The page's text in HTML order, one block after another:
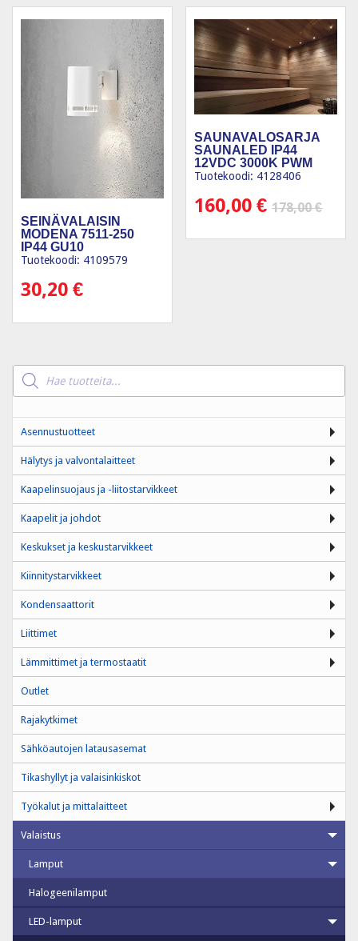
SEINÄVALAISIN
MODENA 7511-250
IP44 GU10
Tuotekoodi: 4109579
30,20 €
SAUNAVALOSARJA
SAUNALED IP44
12VDC 3000K PWM
LEDIFY
Tuotekoodi: 4128406
160,00€ 178,00€
Products
search
Asennustuotteet
Hälytys ja valvontalaitteet
Kaapelinsuojaus ja -liitostarvikkeet
Kaapelit ja johdot
Keskukset ja keskustarvikkeet
Kiinnitystarvikkeet
Kondensaattorit
Liittimet
Lämmittimet ja termostaatit
Outlet
Rajakytkimet
Sähköautojen latausasemat
Tikashyllyt ja valaisinkiskot
Työkalut ja mittalaitteet
Valaistus
Lamput
Halogeenilamput
LED-lamput